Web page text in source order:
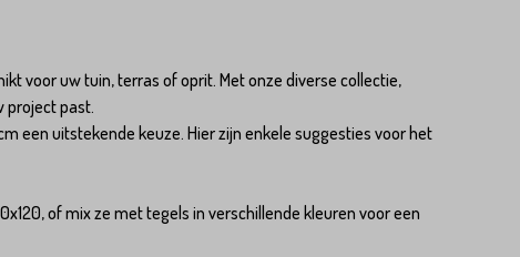
voor uw tuin, terras of oprit. Met onze diverse collectie,
project past.
een uitstekende keuze. Hier zijn enkele suggesties voor het
of mix ze met tegels in verschillende kleuren voor een